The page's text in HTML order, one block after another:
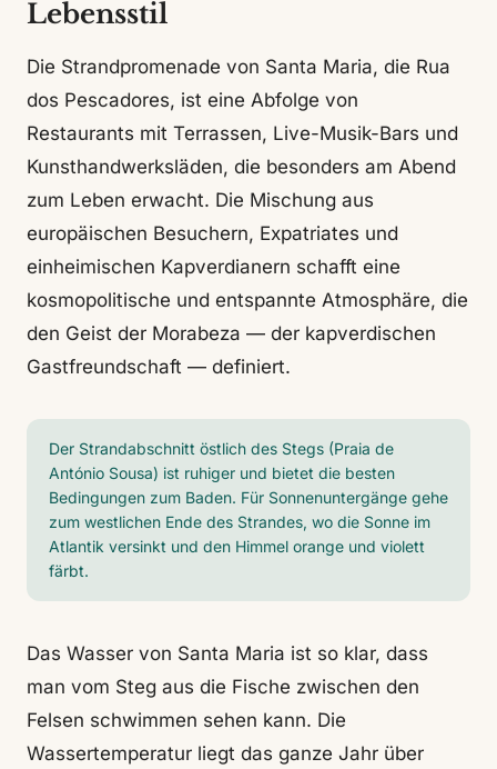
Lebensstil
Die Strandpromenade von Santa Maria, die Rua
dos Pescadores, ist eine Abfolge von
Restaurants mit Terrassen, Live-Musik-Bars und
Kunsthandwerksläden, die besonders am Abend
zum Leben erwacht. Die Mischung aus
europäischen Besuchern, Expatriates und
einheimischen Kapverdianern schafft eine
kosmopolitische und entspannte Atmosphäre, die
den Geist der Morabeza — der kapverdischen
Gastfreundschaft — definiert.
Der Strandabschnitt östlich des Stegs (Praia de
António Sousa) ist ruhiger und bietet die besten
Bedingungen zum Baden. Für Sonnenuntergänge gehe
zum westlichen Ende des Strandes, wo die Sonne im
Atlantik versinkt und den Himmel orange und violett
färbt.
Das Wasser von Santa Maria ist so klar, dass
man vom Steg aus die Fische zwischen den
Felsen schwimmen sehen kann. Die
Wassertemperatur liegt das ganze Jahr über